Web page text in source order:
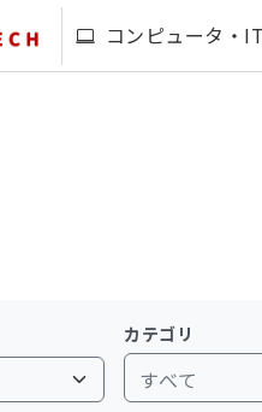
コンピュータ・IT
カテゴリ
すべて